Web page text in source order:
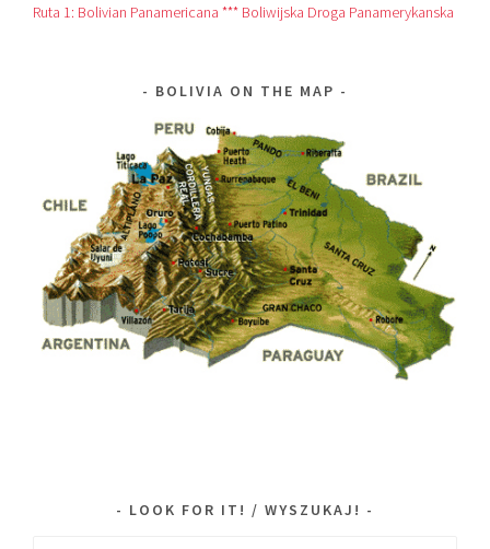
Ruta 1: Bolivian Panamericana *** Boliwijska Droga Panamerykanska
BOLIVIA ON THE MAP
LOOK FOR IT! / WYSZUKAJ!